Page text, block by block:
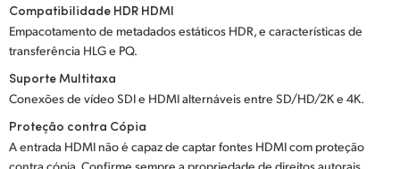
Compatibilidade HDR HDMI
Empacotamento de metadados estáticos HDR, e características de
transferência HLG e PQ.
Suporte Multitaxa
Conexões de vídeo SDI e HDMI alternáveis entre SD/HD/2K e 4K.
Proteção contra Cópia
A entrada HDMI não é capaz de captar fontes HDMI com proteção
contra cópia. Confirme sempre a propriedade de direitos autorais